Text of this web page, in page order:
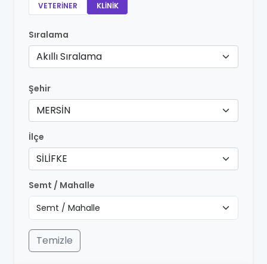
VETERINER KLINIK
Sıralama
Akıllı Sıralama
Şehir
MERSİN
İlçe
SİLİFKE
Semt / Mahalle
Temizle